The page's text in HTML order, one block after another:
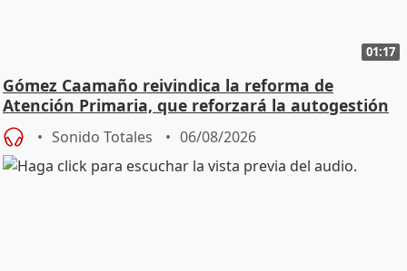
01:17
Gómez Caamaño reivindica la reforma de
Atención Primaria, que reforzará la autogestión
Sonido Totales 06/08/2026